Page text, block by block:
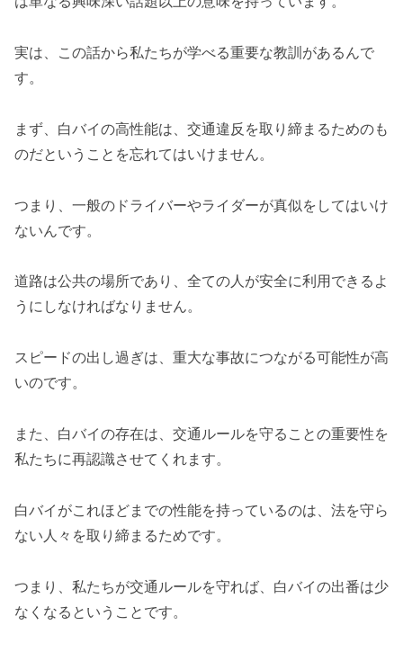
実は、この話から私たちが学べる重要な教訓があるんで
す。
まず、白バイの高性能は、交通違反を取り締まるためのも
のだということを忘れてはいけません。
つまり、一般のドライバーやライダーが真似をしてはいけ
ないんです。
道路は公共の場所であり、全ての人が安全に利用できるよ
うにしなければなりません。
スピードの出し過ぎは、重大な事故につながる可能性が高
いのです。
また、白バイの存在は、交通ルールを守ることの重要性を
私たちに再認識させてくれます。
白バイがこれほどまでの性能を持っているのは、法を守ら
ない人々を取り締まるためです。
つまり、私たちが交通ルールを守れば、白バイの出番は少
なくなるということです。